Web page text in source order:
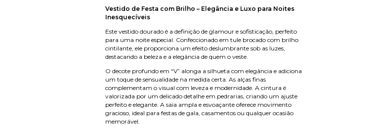
Vestido de Festa com Brilho – Elegância e Luxo para Noites
Inesquecíveis
Este vestido dourado é a definição de glamour e sofisticação, perfeito
para uma noite especial. Confeccionado em tule brocado com brilho
cintilante, ele proporciona um efeito deslumbrante sob as luzes,
destacando a beleza e a elegância de quem o veste.
O decote profundo em “V” alonga a silhueta com elegância e adiciona
um toque de sensualidade na medida certa. As alças finas
complementam o visual com leveza e modernidade. A cintura é
valorizada por um delicado detalhe em pedrarias, criando um ajuste
perfeito e elegante. A saia ampla e esvoaçante oferece movimento
gracioso, ideal para festas de gala, casamentos ou qualquer ocasião
memorável.